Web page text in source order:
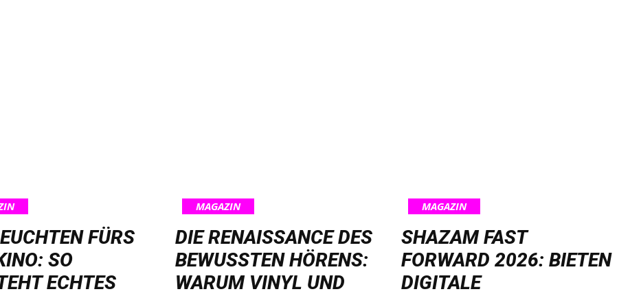
FÜRS
SO
ECHTES
MAGAZIN
DIE RENAISSANCE DES
BEWUSSTEN HÖRENS:
WARUM VINYL UND
MAGAZIN
SHAZAM FAST
FORWARD 2026: BIETEN
DIGITALE